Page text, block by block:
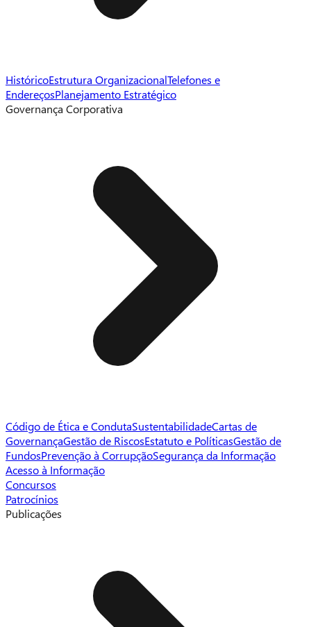
HistóricoEstrutura OrganizacionalTelefones e
EndereçosPlanejamento Estratégico
Governança Corporativa
Código de Ética e CondutaSustentabilidadeCartas de
GovernançaGestão de RiscosEstatuto e PolíticasGestão de
FundosPrevenção à CorrupçãoSegurança da Informação
Acesso à Informação
Concursos
Patrocínios
Publicações